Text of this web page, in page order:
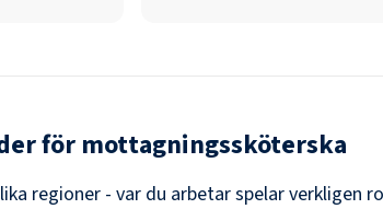
för mottagningssköterska
regioner - var du arbetar spelar verkligen